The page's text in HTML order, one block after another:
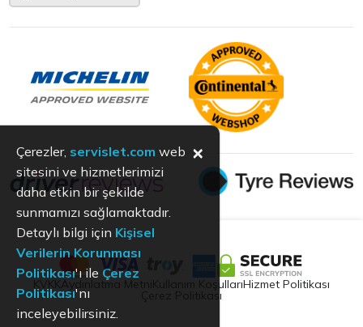
Aydınlatma Metni Kullanım KoşullarıHizmet Politikası
Çerez Politikası
Çerezler, servislet.com web
sitesini ve hizmetlerimizi
daha etkin bir şekilde
sunmamızı sağlamaktadır.
Detaylı bilgi için Kişisel
Verilerin Korunması
Politikası'ı ile Çerez
Politikası'nı
inceleyebilirsiniz.
×